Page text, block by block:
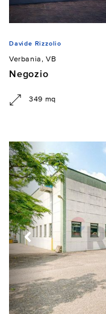
Davide Rizzolio
Verbania, VB
Negozio
349 mq